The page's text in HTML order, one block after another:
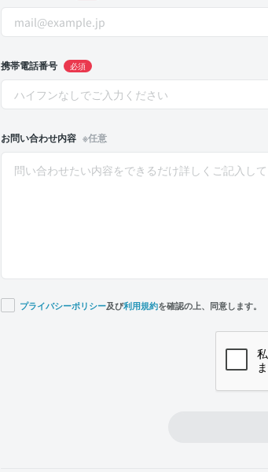
携帯電話番号 必須
お問い合わせ内容 ※任意
プライバシーポリシー及び利用規約を確認の上、同意します。